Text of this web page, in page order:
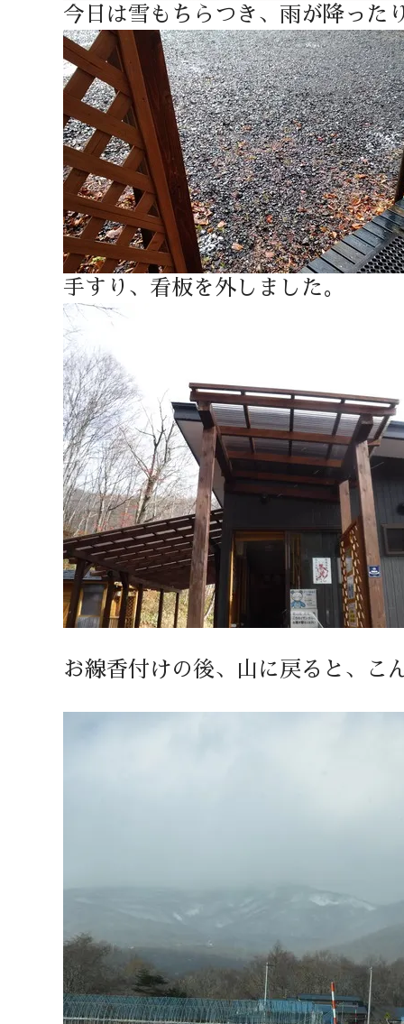
今日は雪もちらつき、雨が降っ
手すり、看板を外しました。
お線香付けの後、山に戻ると、こ